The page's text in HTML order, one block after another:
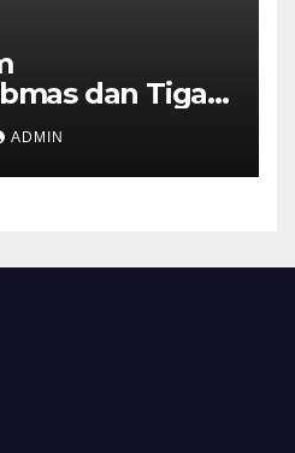
dan Tiga
Ungaran
Warga
Ronda
ADMIN